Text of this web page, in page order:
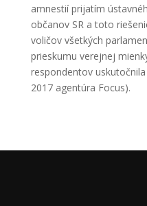
amnestií prijatím
občanov SR a toto
voličov všetkých
prieskumu verejnej
respondentov
2017 agentúra Focus).